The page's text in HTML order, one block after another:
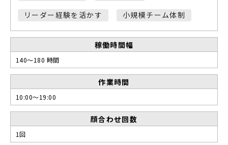
リーダー経験を活かす
小規模チーム体制
稼働時間幅
140～180 時間
作業時間
10:00～19:00
顔合わせ回数
1回